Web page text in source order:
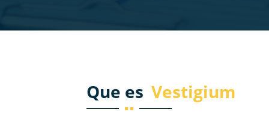
Que es Vestigium